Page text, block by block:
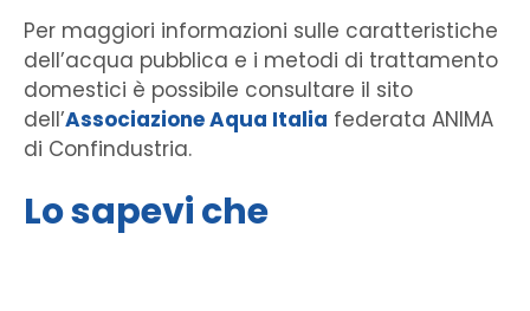
Per maggiori informazioni sulle caratteristiche
dell’acqua pubblica e i metodi di trattamento
domestici è possibile consultare il sito
dell’Associazione Aqua Italia federata ANIMA
di Confindustria.
Lo sapevi che